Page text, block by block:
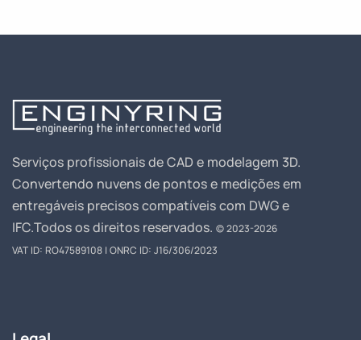
Serviços profissionais de CAD e modelagem 3D.
Convertendo nuvens de pontos e medições em
entregáveis precisos compatíveis com DWG e
IFC.Todos os direitos reservados. © 2023-2026
VAT ID: RO47589108 | ONRC ID: J16/306/2023